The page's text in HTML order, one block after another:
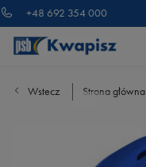
+48 692 354 000
Wstecz Strona główna